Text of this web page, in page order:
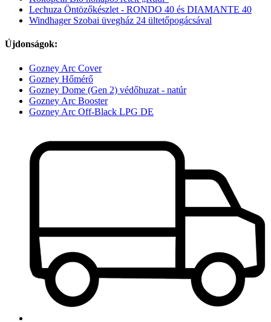
Lechuza Öntözőkészlet - RONDO 40 és DIAMANTE 40
Windhager Szobai üvegház 24 ültetőpogácsával
Újdonságok:
Gozney Arc Cover
Gozney Hőmérő
Gozney Dome (Gen 2) védőhuzat - natúr
Gozney Arc Booster
Gozney Arc Off-Black LPG DE